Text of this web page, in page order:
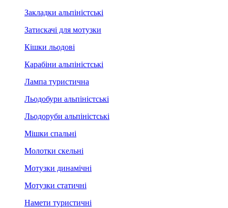
Закладки альпіністські
Затискачі для мотузки
Кішки льодові
Карабіни альпіністські
Лампа туристична
Льодобури альпіністські
Льодоруби альпіністські
Мішки спальні
Молотки скельні
Мотузки динамічні
Мотузки статичні
Намети туристичні